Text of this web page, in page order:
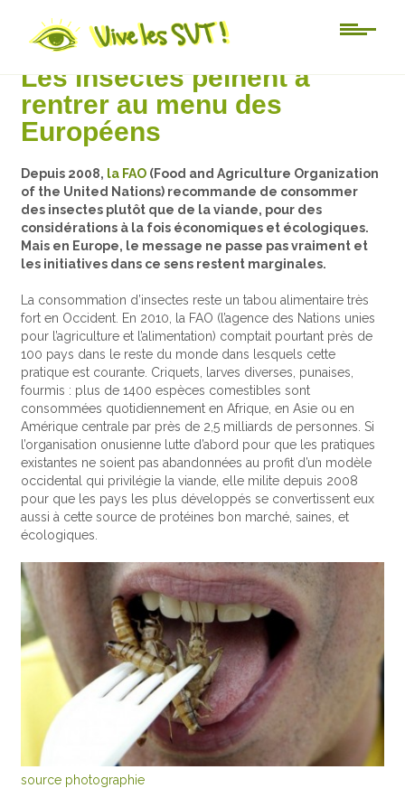
Actu-sciences
Les insectes peinent à
rentrer au menu des
Européens
Depuis 2008, la FAO (Food and Agriculture Organization
of the United Nations) recommande de consommer
des insectes plutôt que de la viande, pour des
considérations à la fois économiques et écologiques.
Mais en Europe, le message ne passe pas vraiment et
les initiatives dans ce sens restent marginales.
La consommation d’insectes reste un tabou alimentaire très
fort en Occident. En 2010, la FAO (l’agence des Nations unies
pour l’agriculture et l’alimentation) comptait pourtant près de
100 pays dans le reste du monde dans lesquels cette
pratique est courante. Criquets, larves diverses, punaises,
fourmis : plus de 1400 espèces comestibles sont
consommées quotidiennement en Afrique, en Asie ou en
Amérique centrale par près de 2,5 milliards de personnes. Si
l’organisation onusienne lutte d’abord pour que les pratiques
existantes ne soient pas abandonnées au profit d’un modèle
occidental qui privilégie la viande, elle milite depuis 2008
pour que les pays les plus développés se convertissent eux
aussi à cette source de protéines bon marché, saines, et
écologiques.
source photographie